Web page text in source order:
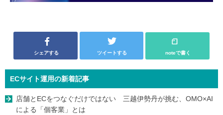
シェアする ツイートする noteで書く
ECサイト運用の新着記事
店舗とECをつなぐだけではない 三越伊勢丹が挑む、OMO×AI
による「個客業」とは